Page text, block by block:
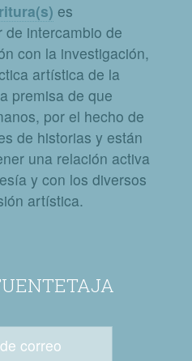
es
intercambio de
con la investigación,
artística de la
premisa de que
por el hecho de
de historias y están
una relación activa
y con los diversos
artística.